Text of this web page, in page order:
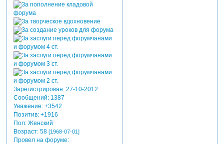
Зарегистрирован: 27-10-2012
Сообщений:1387
Уважение: +3542
Позитив: +1916
Пол:Женский
Возраст:58 [1968-07-01]
Провел на форуме: